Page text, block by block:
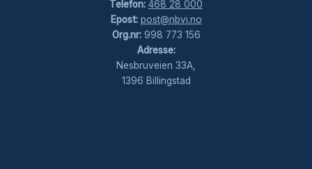
Telefon: 468 28 000
Epost: post@nbvi.no
Org.nr:998 773 156
Adresse:
Nesbruveien 33A,
1396 Billingstad